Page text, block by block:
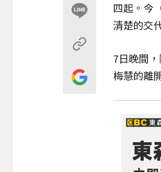
四起。今
清楚的交
7日晚間
梅慧的離